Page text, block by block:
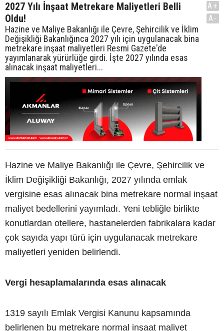
2027 Yılı İnşaat Metrekare Maliyetleri Belli
Oldu!
Hazine ve Maliye Bakanlığı ile Çevre, Şehircilik ve İklim
Değişikliği Bakanlığınca 2027 yılı için uygulanacak bina
metrekare inşaat maliyetleri Resmi Gazete'de
yayımlanarak yürürlüğe girdi. İşte 2027 yılında esas
alınacak inşaat maliyetleri...
A+
A-
Hazine ve Maliye Bakanlığı ile Çevre, Şehircilik ve
İklim Değişikliği Bakanlığı, 2027 yılında emlak
vergisine esas alınacak bina metrekare normal inşaat
maliyet bedellerini yayımladı. Yeni tebliğle birlikte
konutlardan otellere, hastanelerden fabrikalara kadar
çok sayıda yapı türü için uygulanacak metrekare
maliyetleri yeniden belirlendi.
Vergi hesaplamalarında esas alınacak
1319 sayılı Emlak Vergisi Kanunu kapsamında
belirlenen bu metrekare normal inşaat maliyet